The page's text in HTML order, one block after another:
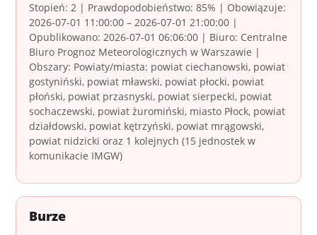
Stopień: 2 | Prawdopodobieństwo: 85% | Obowiązuje:
2026-07-01 11:00:00 – 2026-07-01 21:00:00 |
Opublikowano: 2026-07-01 06:06:00 | Biuro: Centralne
Biuro Prognoz Meteorologicznych w Warszawie |
Obszary: Powiaty/miasta: powiat ciechanowski, powiat
gostyniński, powiat mławski, powiat płocki, powiat
płoński, powiat przasnyski, powiat sierpecki, powiat
sochaczewski, powiat żuromiński, miasto Płock, powiat
działdowski, powiat kętrzyński, powiat mrągowski,
powiat nidzicki oraz 1 kolejnych (15 jednostek w
komunikacie IMGW)
Burze